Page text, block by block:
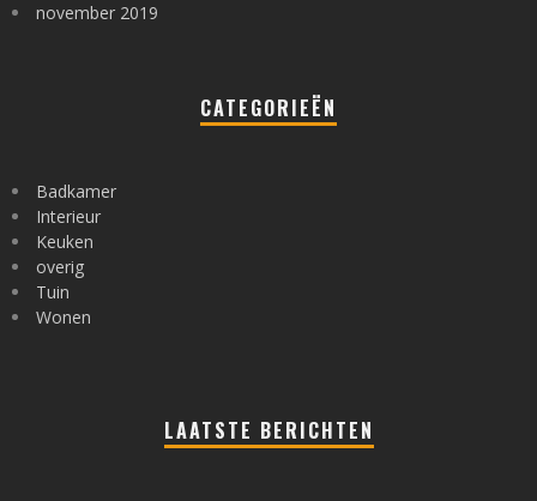
november 2019
CATEGORIEËN
Badkamer
Interieur
Keuken
overig
Tuin
Wonen
LAATSTE BERICHTEN